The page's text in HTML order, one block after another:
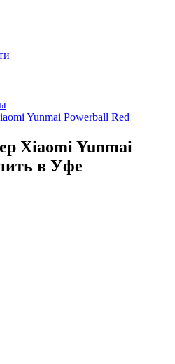
Yunmai Powerball Red
Xiaomi Yunmai
в Уфе